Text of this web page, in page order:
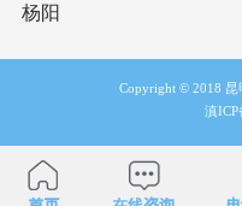
杨阳
Copyright © 2018 昆
滇ICP